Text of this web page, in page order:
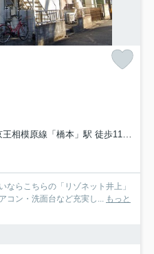
王相模原線「橋本」駅 徒歩11分
ならこちらの「リゾネット井上」
コン・洗面台など充実し... もっと